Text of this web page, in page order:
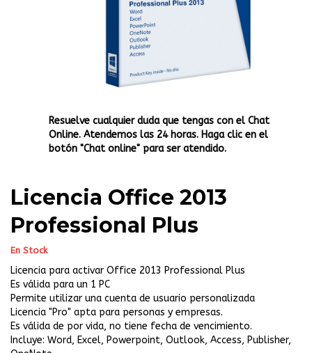
Resuelve cualquier duda que tengas con el Chat
Online. Atendemos las 24 horas. Haga clic en el
botón "Chat online" para ser atendido.
Licencia Office 2013
Professional Plus
En Stock
Licencia para activar Office 2013 Professional Plus
Es válida para un 1 PC
Permite utilizar una cuenta de usuario personalizada
Licencia "Pro" apta para personas y empresas.
Es válida de por vida, no tiene fecha de vencimiento.
Incluye: Word, Excel, Powerpoint, Outlook, Access, Publisher,